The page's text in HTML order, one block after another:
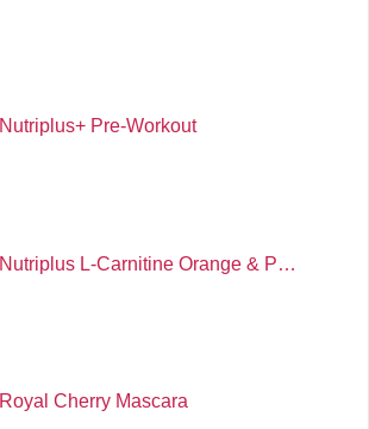
Nutriplus+ Pre-Workout
Nutriplus L-Carnitine Orange & P…
Royal Cherry Mascara